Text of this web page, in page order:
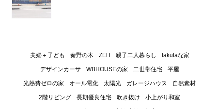
夫婦＋子ども 秦野の木 ZEH 親子二人暮らし lakulaな家
デザインカーサ WBHOUSEの家 二世帯住宅 平屋
光熱費ゼロの家 オール電化 太陽光 ガレージハウス 自然素材
2階リビング 長期優良住宅 吹き抜け 小上がり和室